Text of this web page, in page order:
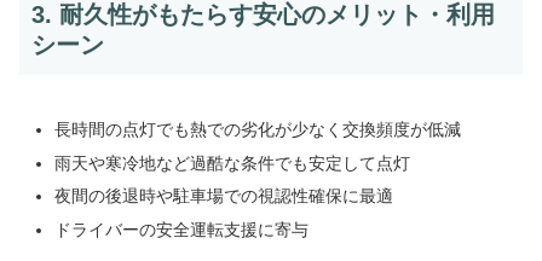
3. 耐久性がもたらす安心のメリット・利用
シーン
長時間の点灯でも熱での劣化が少なく交換頻度が低減
雨天や寒冷地など過酷な条件でも安定して点灯
夜間の後退時や駐車場での視認性確保に最適
ドライバーの安全運転支援に寄与